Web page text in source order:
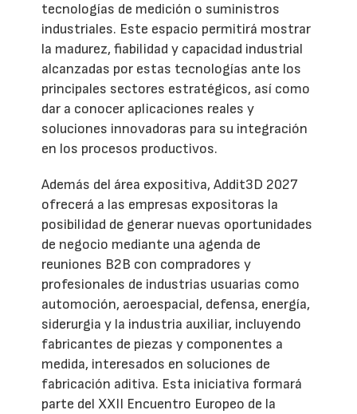
tecnologías de medición o suministros
industriales. Este espacio permitirá mostrar
la madurez, fiabilidad y capacidad industrial
alcanzadas por estas tecnologías ante los
principales sectores estratégicos, así como
dar a conocer aplicaciones reales y
soluciones innovadoras para su integración
en los procesos productivos.
Además del área expositiva, Addit3D 2027
ofrecerá a las empresas expositoras la
posibilidad de generar nuevas oportunidades
de negocio mediante una agenda de
reuniones B2B con compradores y
profesionales de industrias usuarias como
automoción, aeroespacial, defensa, energía,
siderurgia y la industria auxiliar, incluyendo
fabricantes de piezas y componentes a
medida, interesados en soluciones de
fabricación aditiva. Esta iniciativa formará
parte del XXII Encuentro Europeo de la